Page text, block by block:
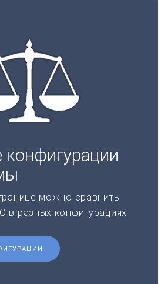
конфигурации
можно сравнить
в разных конфигурациях.